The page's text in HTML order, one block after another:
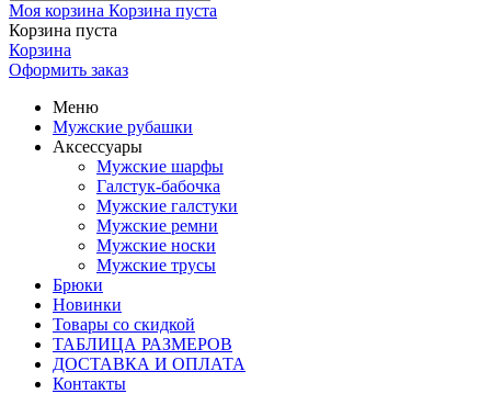
Моя корзина Корзина пуста
Корзина пуста
Корзина
Оформить заказ
Меню
Мужские рубашки
Аксессуары
Мужские шарфы
Галстук-бабочка
Мужские галстуки
Мужские ремни
Мужские носки
Мужские трусы
Брюки
Новинки
Товары со скидкой
ТАБЛИЦА РАЗМЕРОВ
ДОСТАВКА И ОПЛАТА
Контакты